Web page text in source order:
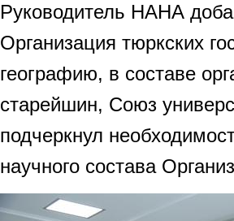
Руководитель НАНА
Организация тюркских
географию, в составе
старейшин, Союз
подчеркнул
научного состава